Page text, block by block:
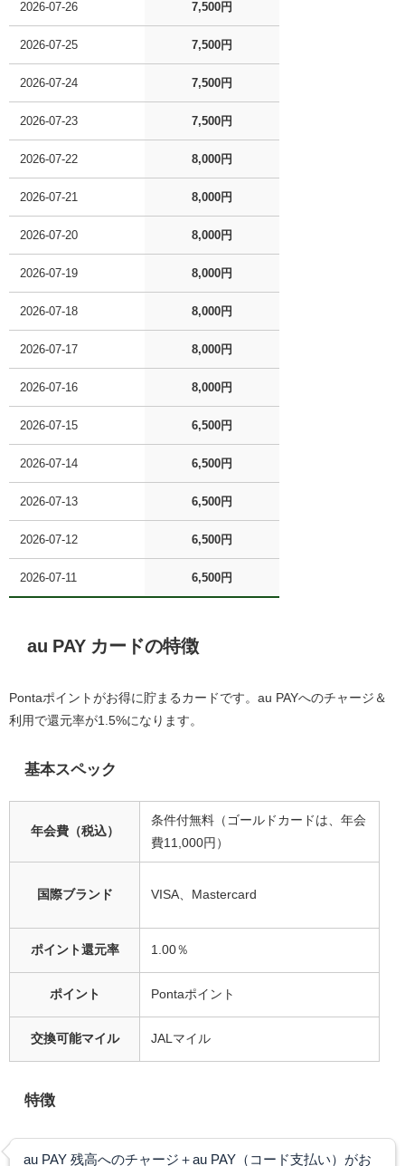
2026-07-26 7,500円
2026-07-25 7,500円
2026-07-24 7,500円
2026-07-23 7,500円
2026-07-22 8,000円
2026-07-21 8,000円
2026-07-20 8,000円
2026-07-19 8,000円
2026-07-18 8,000円
2026-07-17 8,000円
2026-07-16 8,000円
2026-07-15 6,500円
2026-07-14 6,500円
2026-07-13 6,500円
2026-07-12 6,500円
2026-07-11 6,500円
au PAY カードの特徴
Pontaポイントがお得に貯まるカードです。au PAYへのチャージ＆
利用で還元率が1.5%になります。
基本スペック
年会費（税込）
条件付無料（ゴールドカードは、年会
費11,000円）
国際ブランド VISA、Mastercard
ポイント還元率 1.00％
ポイント Pontaポイント
交換可能マイル JALマイル
特徴
au PAY 残高へのチャージ＋au PAY（コード支払い）がお